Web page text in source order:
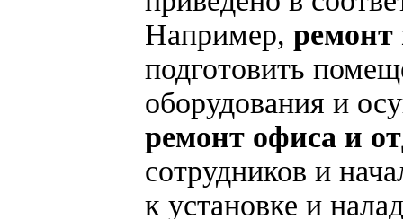
Например, ремонт
подготовить
оборудования и
ремонт офиса и
сотрудников и
к установке и